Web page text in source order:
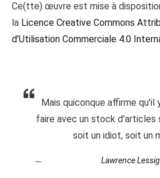
Ce(tte) œuvre est mise à
la Licence Creative Commons
d’Utilisation Commerciale 4.0
Mais quiconque affirme qu'il
faire avec un stock d'articles
soit un idiot, soit un
Lawrence Lessig.